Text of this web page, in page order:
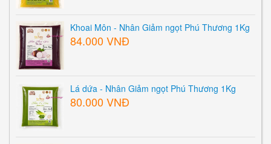
Khoai Môn - Nhân Giảm ngọt Phú Thương 1Kg
84.000 VNĐ
Lá dứa - Nhân Giảm ngọt Phú Thương 1Kg
80.000 VNĐ